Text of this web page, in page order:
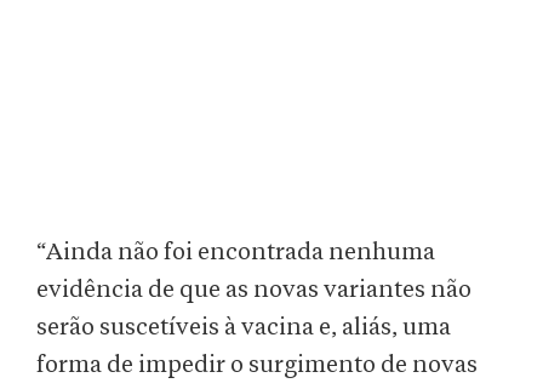
“Ainda não foi encontrada nenhuma
evidência de que as novas variantes não
serão suscetíveis à vacina e, aliás, uma
forma de impedir o surgimento de novas